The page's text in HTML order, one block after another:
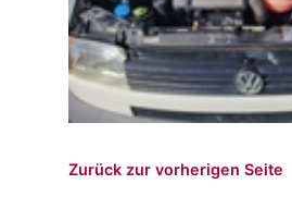
Zurück zur vorherigen Seite